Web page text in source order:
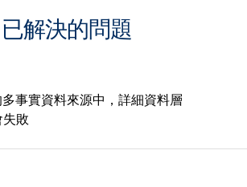
已解決的問題
事實資料來源中，詳細資料層
敗